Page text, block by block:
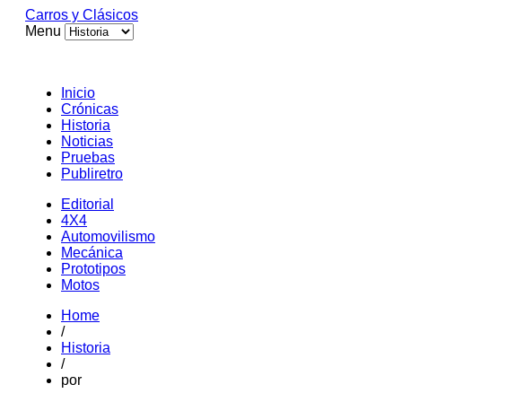
Carros y Clásicos
Menu
Inicio
Crónicas
Historia
Noticias
Pruebas
Publiretro
Editorial
4X4
Automovilismo
Mecánica
Prototipos
Motos
Home
/
Historia
/
por